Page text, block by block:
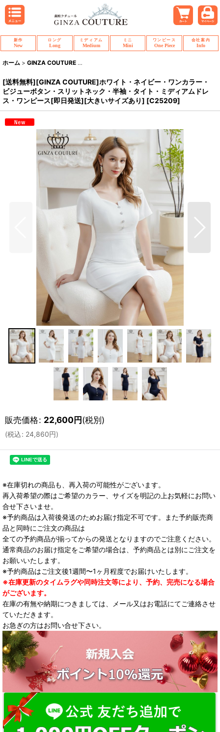
新作
New
ロング
Long
ミディアム
Medium
ミニ
Mini
ワンピース
One Piece
会社案内
Info
ホーム > GINZA COUTURE >
[送料無料][GINZA COUTURE]ホワイト・ネイビー・ワンカラー・
ビジューボタン・スリットネック・半袖・タイト・ミディアムドレ
ス・ワンピース[即日発送][大きいサイズあり] [C25209]
販売価格: 22,600円(税別)
(税込: 24,860円)
※在庫切れの商品も、再入荷の可能性がございます。
再入荷希望の際はご希望のカラー、サイズを明記の上お気軽にお問い
合せ下さいませ。
※予約商品は入荷後発送のためお届け指定不可です。また予約販売商
品と同時にご注文の商品は
全ての予約商品が揃ってからの発送となりますのでご注意ください。
通常商品のお届け指定をご希望の場合は、予約商品とは別にご注文を
お願いいたします。
※予約商品はご注文後1週間〜1ヶ月程度でお届けいたします。
※在庫更新のタイムラグや同時注文等により、予約、完売になる場合
がございます。
在庫の有無や納期につきましては、メール又はお電話にてご連絡させ
ていただきます。
お急ぎの方はお問い合せ下さい。